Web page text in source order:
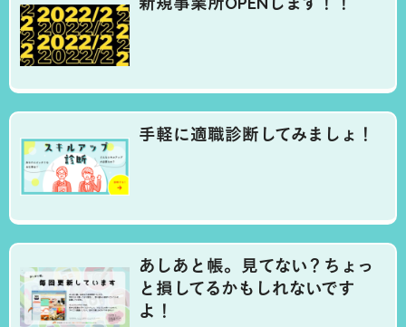
手軽に適職診断してみましょ！
あしあと帳。見てない？ちょっ
と損してるかもしれないです
よ！